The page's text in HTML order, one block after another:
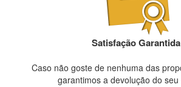
Satisfação Garantida
Caso não goste de nenhuma das
garantimos a devolução do seu